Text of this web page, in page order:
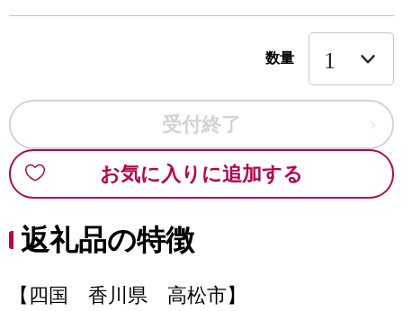
数量
受付終了
お気に入りに追加する
返礼品の特徴
【四国 香川県 高松市】